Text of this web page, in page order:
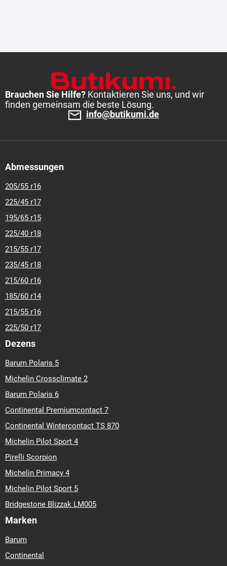
Brauchen Sie Hilfe? Kontaktieren Sie uns, und wir
finden gemeinsam die beste Lösung.
info@butikumi.de
Abmessungen
205/55 r16
225/45 r17
195/65 r15
225/40 r18
215/55 r17
235/45 r18
215/60 r16
185/60 r14
215/55 r16
225/50 r17
Dezens
Barum Polaris 5
Michelin Crossclimate 2
Barum Polaris 6
Continental Premiumcontact 7
Continental Wintercontact TS 870
Michelin Pilot Sport 4
Pirelli Scorpion
Michelin Primacy 4
Michelin Pilot Sport 5
Bridgestone Blizzak LM005
Marken
Barum
Continental